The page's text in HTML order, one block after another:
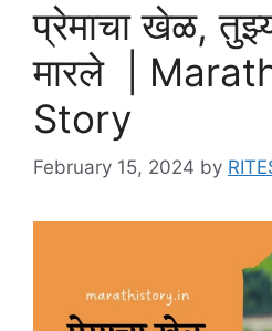
प्रेमाचा खेळ,
मारले |
Story
February 15, 2024 by